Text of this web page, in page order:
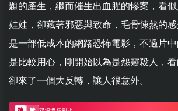
題的產生，繼而催生出血腥的慘案，看
娃娃，卻藏著邪惡與致命，毛骨悚然的
是一部低成本的網路恐怖電影，不過片
是比較用心，剛開始以為是怨靈殺人，
卻來了一個大反轉，讓人很意外。